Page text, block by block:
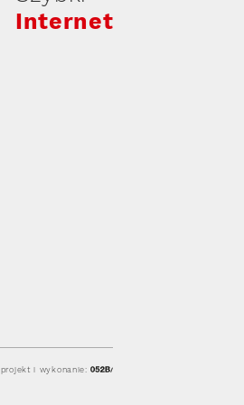
Internet
projekt i wykonanie: